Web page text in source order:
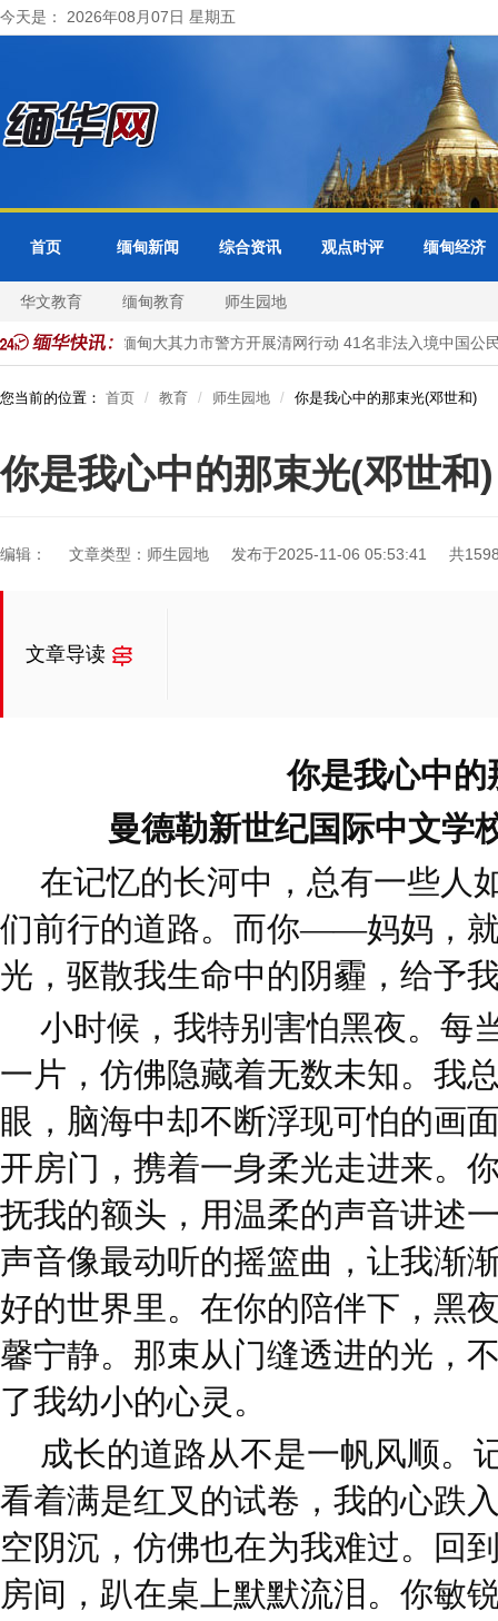
今天是： 2026年08月07日 星期五
首页 缅甸新闻 综合资讯 观点时评 缅甸经济
华文教育 缅甸教育 师生园地
局受理 缅甸大其力市警方开展清网行动 41名非法入境中国公民
您当前的位置： 首页 教育 师生园地 你是我心中的那束光(邓世和)
你是我心中的那束光(邓世和)
编辑： 文章类型：师生园地 发布于2025-11-06 05:53:41 共
文章导读
你是我心中的
曼德勒新世纪国际中文学
在记忆的长河中，总有一些人
们前行的道路。而你——妈妈，
光，驱散我生命中的阴霾，给予
小时候，我特别害怕黑夜。每
一片，仿佛隐藏着无数未知。我
眼，脑海中却不断浮现可怕的画
开房门，携着一身柔光走进来。
抚我的额头，用温柔的声音讲述
声音像最动听的摇篮曲，让我渐
好的世界里。在你的陪伴下，黑
馨宁静。那束从门缝透进的光，
了我幼小的心灵。
成长的道路从不是一帆风顺。
看着满是红叉的试卷，我的心跌
空阴沉，仿佛也在为我难过。回
房间，趴在桌上默默流泪。你敏